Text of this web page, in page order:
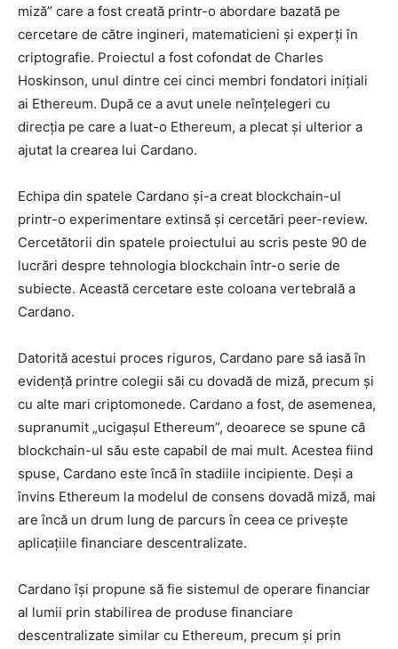
miză” care a fost creată printr-o abordare bazată pe
cercetare de către ingineri, matematicieni și experți în
criptografie. Proiectul a fost cofondat de Charles
Hoskinson, unul dintre cei cinci membri fondatori inițiali
ai Ethereum. După ce a avut unele neînțelegeri cu
direcția pe care a luat-o Ethereum, a plecat și ulterior a
ajutat la crearea lui Cardano.
Echipa din spatele Cardano și-a creat blockchain-ul
printr-o experimentare extinsă și cercetări peer-review.
Cercetătorii din spatele proiectului au scris peste 90 de
lucrări despre tehnologia blockchain într-o serie de
subiecte. Această cercetare este coloana vertebrală a
Cardano.
Datorită acestui proces riguros, Cardano pare să iasă în
evidență printre colegii săi cu dovadă de miză, precum și
cu alte mari criptomonede. Cardano a fost, de asemenea,
supranumit „ucigașul Ethereum”, deoarece se spune că
blockchain-ul său este capabil de mai mult. Acestea fiind
spuse, Cardano este încă în stadiile incipiente. Deși a
învins Ethereum la modelul de consens dovadă miză, mai
are încă un drum lung de parcurs în ceea ce privește
aplicațiile financiare descentralizate.
Cardano își propune să fie sistemul de operare financiar
al lumii prin stabilirea de produse financiare
descentralizate similar cu Ethereum, precum și prin